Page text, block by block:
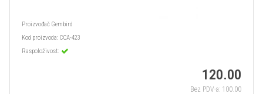
Proizvođač Gembird
Kod proizvoda: CCA-423
Raspoloživost:
120.00
Bez PDV-a: 100.00